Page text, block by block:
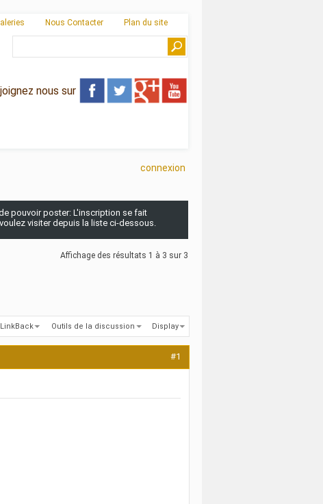
Nous Contacter Plan du site
nous sur
connexion
pouvoir poster: L'inscription se fait
visiter depuis la liste ci-dessous.
Affichage des résultats 1 à 3 sur 3
LinkBack Outils de la discussion Display
#1